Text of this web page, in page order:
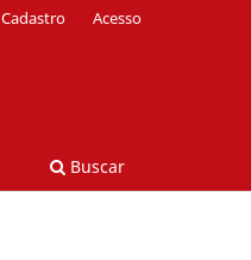
Buscar
Cadastro Acesso